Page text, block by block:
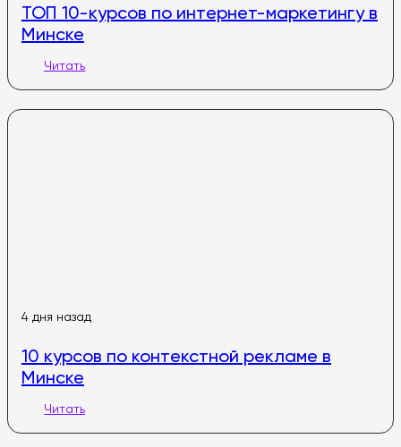
ТОП 10-курсов по интернет-маркетингу в
Минске
Читать
4 дня назад
10 курсов по контекстной рекламе в
Минске
Читать